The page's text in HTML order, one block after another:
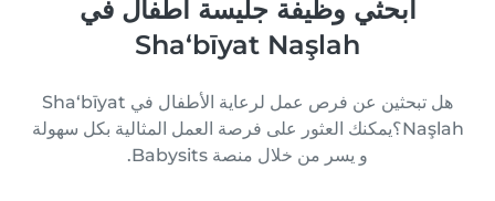
ابحثي وظيفة جليسة أطفال في
Sha‘bīyat Naşlah
هل تبحثين عن فرص عمل لرعاية الأطفال في Sha‘bīyat
Naşlah؟يمكنك العثور على فرصة العمل المثالية بكل سهولة
و يسر من خلال منصة Babysits.